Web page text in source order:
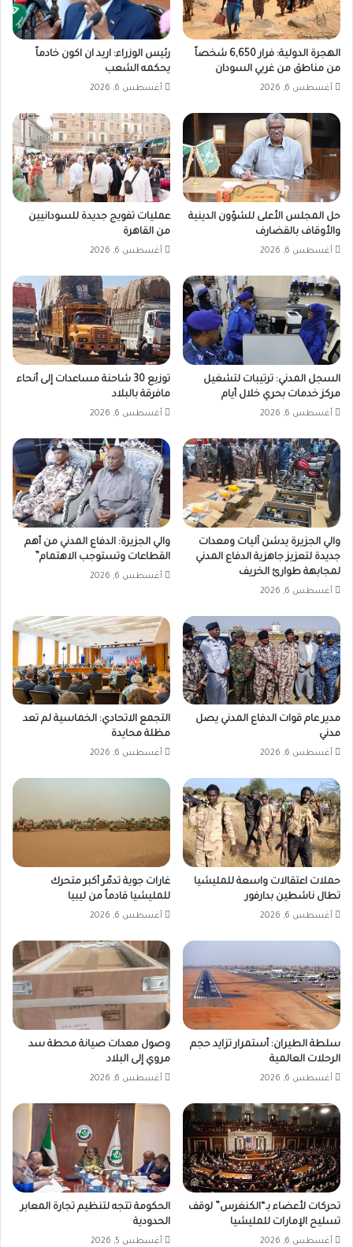
الهجرة الدولية: فرار 6,650 شخصاً
من مناطق من غربي السودان
أغسطس 6, 2026
رئيس الوزراء: اريد ان اكون خادماً
يحكمه الشعب
أغسطس 6, 2026
حل المجلس الأعلى للشؤون الدينية
والأوقاف بالقضارف
أغسطس 6, 2026
عمليات تفويج جديدة للسودانيين
من القاهرة
أغسطس 6, 2026
السجل المدني: ترتيبات لتشغيل
مركز خدمات بحري خلال أيام
أغسطس 6, 2026
توزيع 30 شاحنة مساعدات إلى أنحاء
مافرقة بالبلاد
أغسطس 6, 2026
والي الجزيرة يدشن آليات ومعدات
جديدة لتعزيز جاهزية الدفاع المدني
لمجابهة طوارئ الخريف
أغسطس 6, 2026
والي الجزيرة: الدفاع المدني من أهم
القطاعات وتستوجب الاهتمام”
أغسطس 6, 2026
مدير عام قوات الدفاع المدني يصل
مدني
أغسطس 6, 2026
التجمع الاتحادي: الخماسية لم تعد
مظلة محايدة
أغسطس 6, 2026
حملات اعتقالات واسعة للمليشيا
تطال ناشطين بدارفور
أغسطس 6, 2026
غارات جوية تدمّر أكبر متحرك
للمليشيا قادماً من ليبيا
أغسطس 6, 2026
سلطة الطيران: أستمرار تزايد حجم
الرحلات العالمية
أغسطس 6, 2026
وصول معدات صيانة محطة سد
مروي إلى البلاد
أغسطس 6, 2026
تحركات لأعضاء بـ“الكنغرس” لوقف
تسليح الإمارات للمليشيا
أغسطس 6, 2026
الحكومة تتجه لتنظيم تجارة المعابر
الحدودية
أغسطس 5, 2026